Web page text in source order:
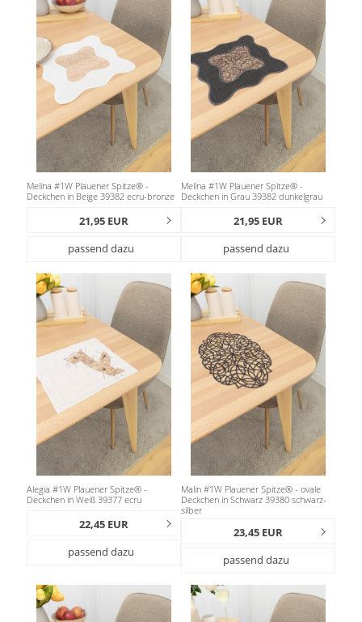
Melina #1W Plauener Spitze® -
Deckchen in Beige 39382 ecru-bronze
21,95 EUR
passend dazu
Melina #1W Plauener Spitze® -
Deckchen in Grau 39382 dunkelgrau
21,95 EUR
passend dazu
Alegia #1W Plauener Spitze® -
Deckchen in Weiß 39377 ecru
22,45 EUR
passend dazu
Malin #1W Plauener Spitze® - ovale
Deckchen in Schwarz 39380 schwarz-
silber
23,45 EUR
passend dazu